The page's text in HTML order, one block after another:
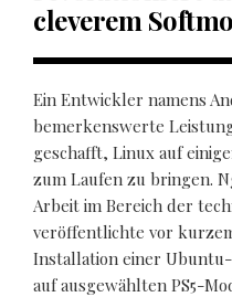
cleverem
Ein Entwickler namens
bemerkenswerte
geschafft, Linux auf
zum Laufen zu bringen.
Arbeit im Bereich der
veröffentlichte vor
Installation einer
auf ausgewählten PS5-